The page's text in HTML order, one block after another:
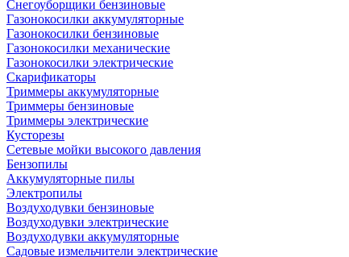
Снегоуборщики бензиновые
Газонокосилки аккумуляторные
Газонокосилки бензиновые
Газонокосилки механические
Газонокосилки электрические
Скарификаторы
Триммеры аккумуляторные
Триммеры бензиновые
Триммеры электрические
Кусторезы
Сетевые мойки высокого давления
Бензопилы
Аккумуляторные пилы
Электропилы
Воздуходувки бензиновые
Воздуходувки электрические
Воздуходувки аккумуляторные
Садовые измельчители электрические